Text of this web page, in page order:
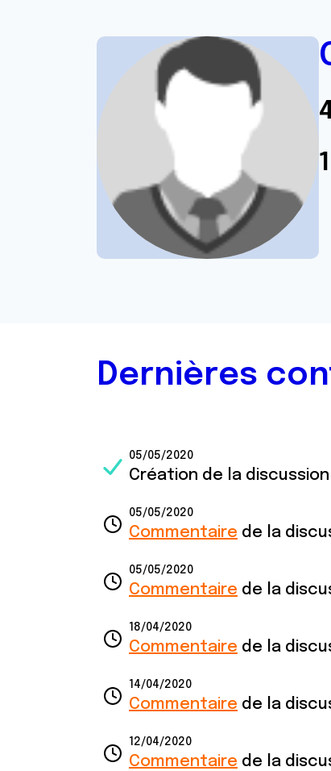
Dernières
05/05/2020
Création de la discussion
05/05/2020
Commentaire de la
05/05/2020
Commentaire de la
18/04/2020
Commentaire de la
14/04/2020
Commentaire de la
12/04/2020
Commentaire de la